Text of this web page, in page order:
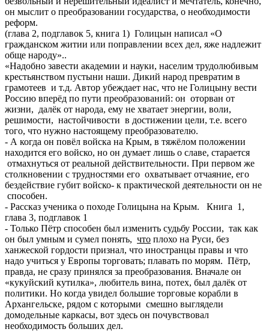
он мыслит о преобразовании государства, о необходимости
реформ.
(глава 2, подглавок 5, книга 1) Голицын написал «О
гражданском житии или поправлении всех дел, яже надлежит
обще народу»..
«Надобно завести академии и науки, населим трудолюбивым
крестьянством пустыни наши. Дикий народ превратим в
грамотеев и т.д. Автор убеждает нас, что не Голицыну вести
Россию вперёд по пути преобразований: он оторван от
жизни, далёк от народа, ему не хватает энергии, воли,
решимости, настойчивости в достижении цели, т.е. всего
того, что нужно настоящему преобразователю.
- А когда он повёл войска на Крым, в тяжёлом положении
находится его войско, но он думает лишь о славе, старается
отмахнуться от реальной действительности. При первом же
столкновении с трудностями его охватывает отчаяние, его
бездействие губит войско- к практической деятельности он не
способен.
- Рассказ ученика о походе Голицына на Крым. Книга 1,
глава 3, подглавок 1
- Только Пётр способен был изменить судьбу России, так как
он был умным и сумел понять, что плохо на Руси, без
ханжеской гордости признал, что иностранцы правы и что
надо учиться у Европы торговать; плавать по морям. Пётр,
правда, не сразу принялся за преобразования. Вначале он
«кукуйский кутилка», любитель вина, потех, был далёк от
политики. Но когда увидел большие торговые корабли в
Архангельске, рядом с которыми смешно выглядели
домодельные каркасы, вот здесь он почувствовал
необходимость больших дел.